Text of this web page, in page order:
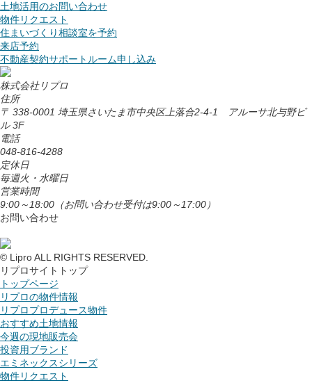
土地活用のお問い合わせ
物件リクエスト
住まいづくり相談室を予約
来店予約
不動産契約サポートルーム申し込み
株式会社リプロ
住所
〒 338-0001 埼玉県さいたま市中央区上落合2-4-1 アルーサ北与野ビ
ル 3F
電話
048-816-4288
定休日
毎週火・水曜日
営業時間
9:00～18:00 （お問い合わせ受付は9:00～17:00）
お問い合わせ
© Lipro ALL RIGHTS RESERVED.
リプロサイトトップ
トップページ
リプロの物件情報
リプロプロデュース物件
おすすめ土地情報
今週の現地販売会
投資用ブランド
エミネックスシリーズ
物件リクエスト